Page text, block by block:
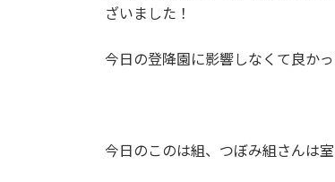
ざいました！
今日の登降園に影響しなくて良か
今日のこのは組、つぼみ組さんは